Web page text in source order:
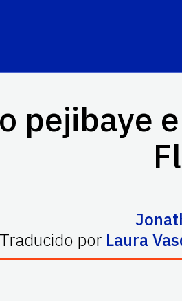
pejibaye
Traducido por Laura